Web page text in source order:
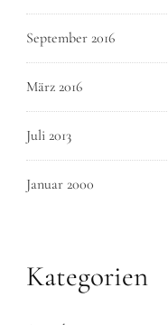
September 2016
März 2016
Juli 2013
Januar 2000
Kategorien